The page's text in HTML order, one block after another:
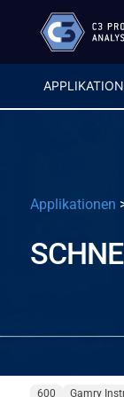
Applikationen
600 Gamry